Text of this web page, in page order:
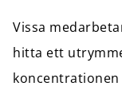
Vissa
hitta ett